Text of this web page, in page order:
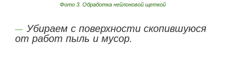
Фото 3. Обработка нейлоновой щеткой
Убираем с поверхности скопившуюся
от работ пыль и мусор.